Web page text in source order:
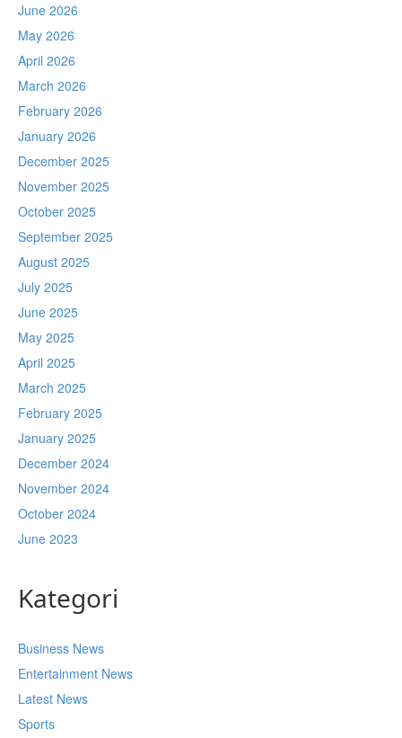
June 2026
May 2026
April 2026
March 2026
February 2026
January 2026
December 2025
November 2025
October 2025
September 2025
August 2025
July 2025
June 2025
May 2025
April 2025
March 2025
February 2025
January 2025
December 2024
November 2024
October 2024
June 2023
Kategori
Business News
Entertainment News
Latest News
Sports